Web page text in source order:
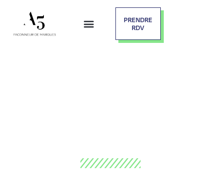
PRENDRE
RDV